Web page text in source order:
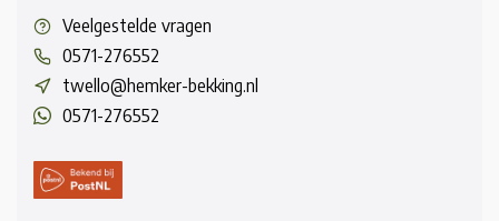
Veelgestelde vragen
0571-276552
twello@hemker-bekking.nl
0571-276552